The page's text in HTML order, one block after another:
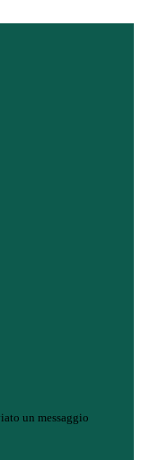
un messaggio